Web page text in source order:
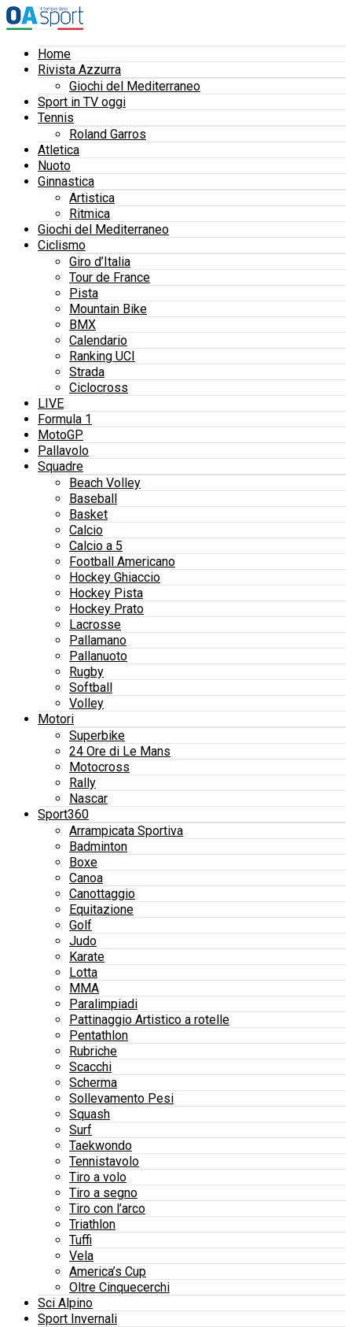
Home
Rivista Azzurra
Giochi del Mediterraneo
Sport in TV oggi
Tennis
Roland Garros
Atletica
Nuoto
Ginnastica
Artistica
Ritmica
Giochi del Mediterraneo
Ciclismo
Giro d’Italia
Tour de France
Pista
Mountain Bike
BMX
Calendario
Ranking UCI
Strada
Ciclocross
LIVE
Formula 1
MotoGP
Pallavolo
Squadre
Beach Volley
Baseball
Basket
Calcio
Calcio a 5
Football Americano
Hockey Ghiaccio
Hockey Pista
Hockey Prato
Lacrosse
Pallamano
Pallanuoto
Rugby
Softball
Volley
Motori
Superbike
24 Ore di Le Mans
Motocross
Rally
Nascar
Sport360
Arrampicata Sportiva
Badminton
Boxe
Canoa
Canottaggio
Equitazione
Golf
Judo
Karate
Lotta
MMA
Paralimpiadi
Pattinaggio Artistico a rotelle
Pentathlon
Rubriche
Scacchi
Scherma
Sollevamento Pesi
Squash
Surf
Taekwondo
Tennistavolo
Tiro a volo
Tiro a segno
Tiro con l’arco
Triathlon
Tuffi
Vela
America’s Cup
Oltre Cinquecerchi
Sci Alpino
Sport Invernali